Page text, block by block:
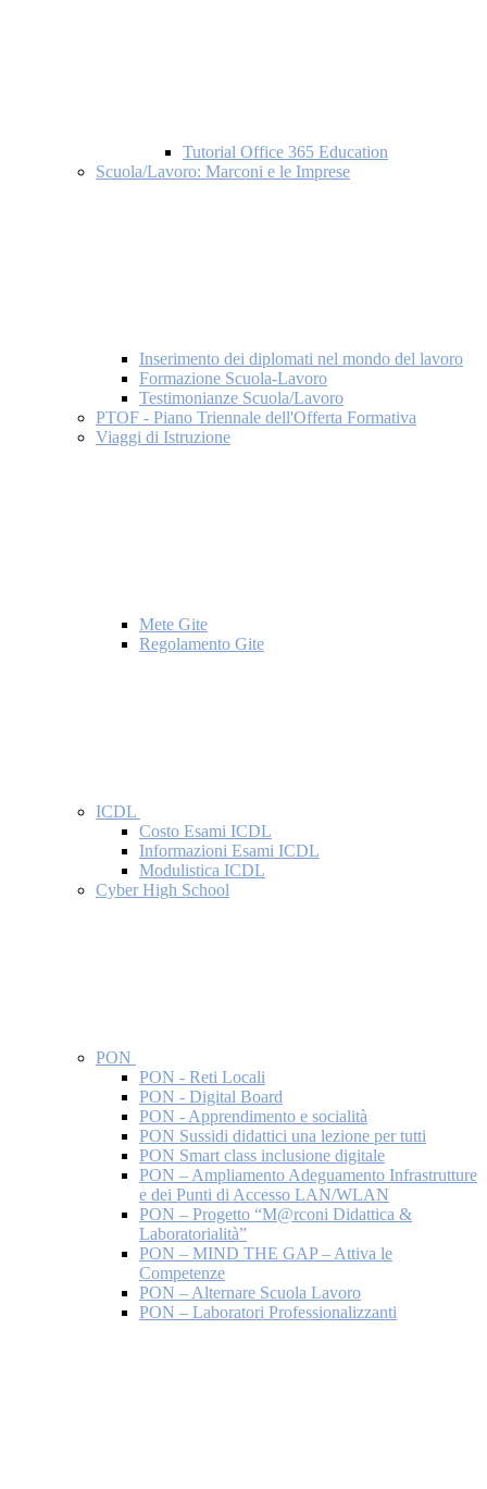
Tutorial Office 365 Education
Scuola/Lavoro: Marconi e le Imprese
Inserimento dei diplomati nel mondo del lavoro
Formazione Scuola-Lavoro
Testimonianze Scuola/Lavoro
PTOF - Piano Triennale dell'Offerta Formativa
Viaggi di Istruzione
Mete Gite
Regolamento Gite
ICDL
Costo Esami ICDL
Informazioni Esami ICDL
Modulistica ICDL
Cyber High School
PON
PON - Reti Locali
PON - Digital Board
PON - Apprendimento e socialità
PON Sussidi didattici una lezione per tutti
PON Smart class inclusione digitale
PON – Ampliamento Adeguamento Infrastrutture
e dei Punti di Accesso LAN/WLAN
PON – Progetto “M@rconi Didattica &
Laboratorialità”
PON – MIND THE GAP – Attiva le
Competenze
PON – Alternare Scuola Lavoro
PON – Laboratori Professionalizzanti